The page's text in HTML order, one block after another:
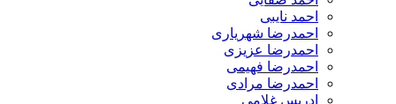
احمد نایبی
احمدرضا شهریاری
احمدرضا عزیزی
احمدرضا فهیمی
احمدرضا مرادی
ادریس غلامی